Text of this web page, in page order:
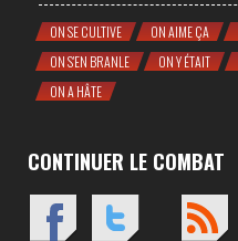
ON SE CULTIVE ON AIME ÇA
ON S'EN BRANLE
ON Y ÉTAIT
ON A HÂTE
CONTINUER LE COMBAT